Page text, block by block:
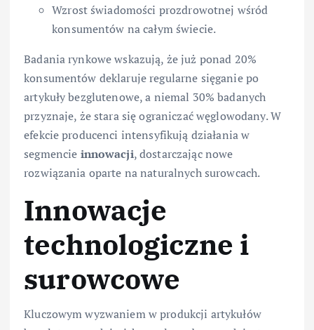
Wzrost świadomości prozdrowotnej wśród
konsumentów na całym świecie.
Badania rynkowe wskazują, że już ponad 20%
konsumentów deklaruje regularne sięganie po
artykuły bezglutenowe, a niemal 30% badanych
przyznaje, że stara się ograniczać węglowodany. W
efekcie producenci intensyfikują działania w
segmencie innowacji, dostarczając nowe
rozwiązania oparte na naturalnych surowcach.
Innowacje
technologiczne i
surowcowe
Kluczowym wyzwaniem w produkcji artykułów